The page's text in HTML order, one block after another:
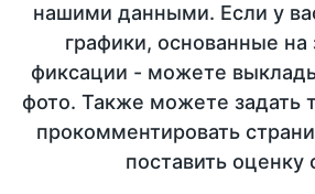
нашими данными. Если у
графики, основанные на
фиксации - можете
фото. Также можете задать
прокомментировать
поставить оценку